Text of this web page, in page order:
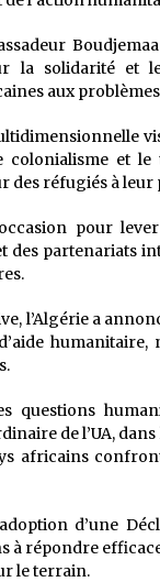
la solidarité et
aux
et
des réfugiés à leur
pour
des partenariats
l’Algérie a
questions
de l’UA,
africains
d’une
à répondre
le terrain.